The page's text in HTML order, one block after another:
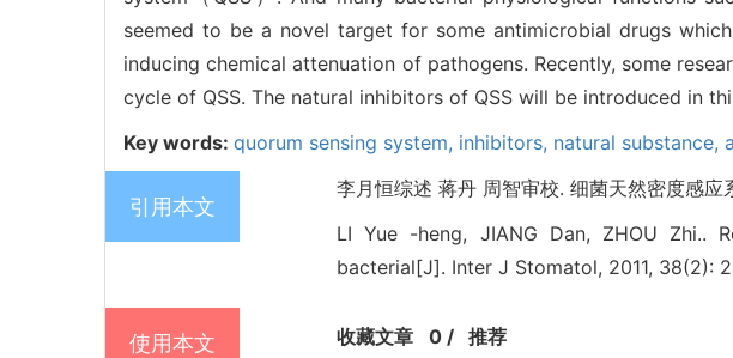
seemed to be a novel target for some antimicrobial drugs
inducing chemical attenuation of pathogens. Recently, some
cycle of QSS. The natural inhibitors of QSS will be introduced in
Key words: quorum sensing system, inhibitors, natural substance,
引用本文
李月恒综述 蒋丹 周智审校. 细菌天然密度感
LI Yue -heng, JIANG Dan, ZHOU Zhi..
bacterial[J]. Inter J Stomatol, 2011, 38(2):
使用本文 收藏文章 0/ 推荐